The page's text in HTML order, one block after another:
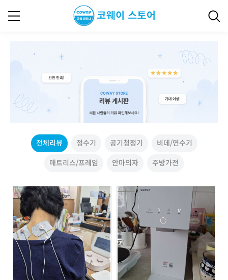
전체리뷰 정수기 공기청정기 비데/연수기
매트리스/프레임 안마의자 주방가전